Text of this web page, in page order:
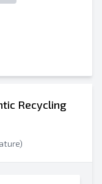
Recycling